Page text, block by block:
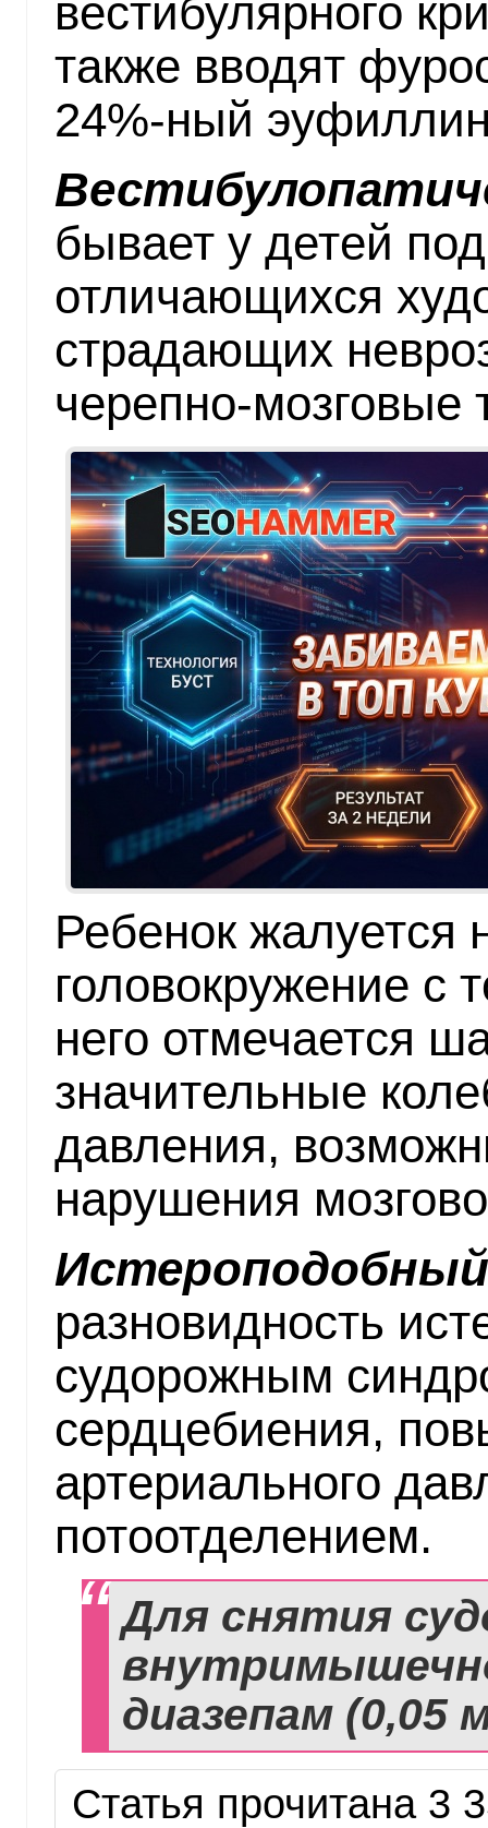
вестибулярного
также вводят
24%-ный
бывает у детей
отличающихся
страдающих
черепно-мозговые
Ребенок жалуется
головокружение с
него отмечается
значительные
давления,
нарушения
Истероподобный
разновидность
судорожным
сердцебиения,
артериального
потоотделением.
Для снятия
диазепам (0,05
Статья прочитана 3